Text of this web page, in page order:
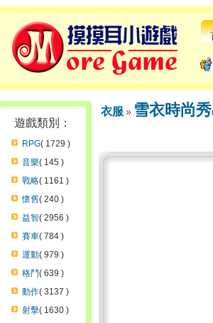
遊戲類別：
RPG( 1729 )
音樂( 145 )
戰略( 1161 )
懷舊( 240 )
益智( 2956 )
賽車( 784 )
運動( 979 )
格鬥( 639 )
動作( 3137 )
射擊( 1630 )
衣服 雪衣時尚秀